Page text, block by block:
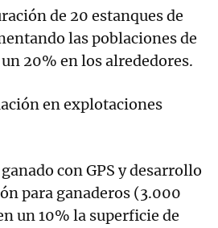
de 20 estanques de
las poblaciones de
20% en los alrededores.
en explotaciones
con GPS y desarrollo
para ganaderos (3.000
un 10% la superficie de